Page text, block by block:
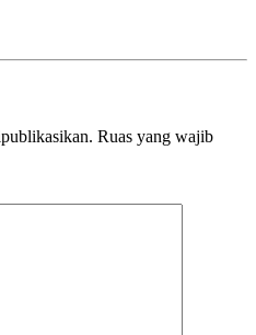
Ruas yang wajib